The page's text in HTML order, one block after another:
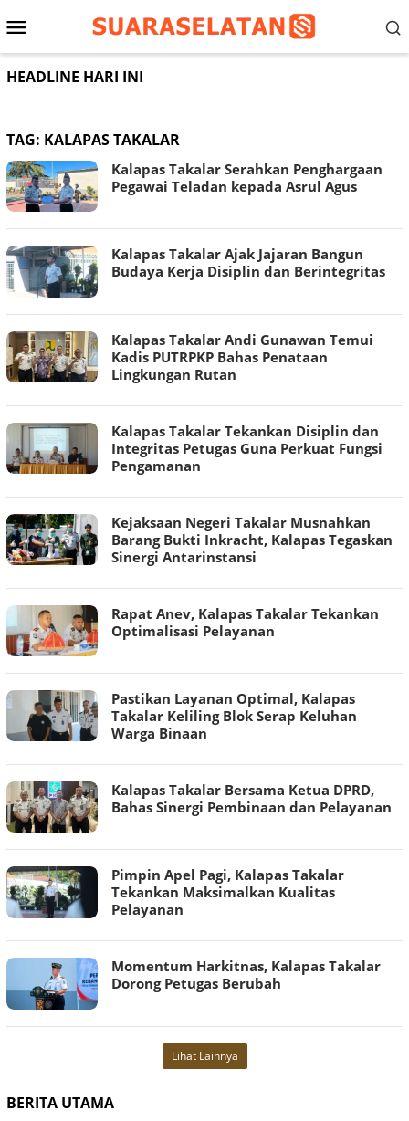
ke
Menu
Mobile
HEADLINE HARI INI
TAG: KALAPAS TAKALAR
Kalapas Takalar Serahkan Penghargaan
Pegawai Teladan kepada Asrul Agus
Kalapas Takalar Ajak Jajaran Bangun
Budaya Kerja Disiplin dan Berintegritas
Kalapas Takalar Andi Gunawan Temui
Kadis PUTRPKP Bahas Penataan
Lingkungan Rutan
Kalapas Takalar Tekankan Disiplin dan
Integritas Petugas Guna Perkuat Fungsi
Pengamanan
Kejaksaan Negeri Takalar Musnahkan
Barang Bukti Inkracht, Kalapas Tegaskan
Sinergi Antarinstansi
Rapat Anev, Kalapas Takalar Tekankan
Optimalisasi Pelayanan
Pastikan Layanan Optimal, Kalapas
Takalar Keliling Blok Serap Keluhan
Warga Binaan
Kalapas Takalar Bersama Ketua DPRD,
Bahas Sinergi Pembinaan dan Pelayanan
Pimpin Apel Pagi, Kalapas Takalar
Tekankan Maksimalkan Kualitas
Pelayanan
Momentum Harkitnas, Kalapas Takalar
Dorong Petugas Berubah
Lihat Lainnya
BERITA UTAMA